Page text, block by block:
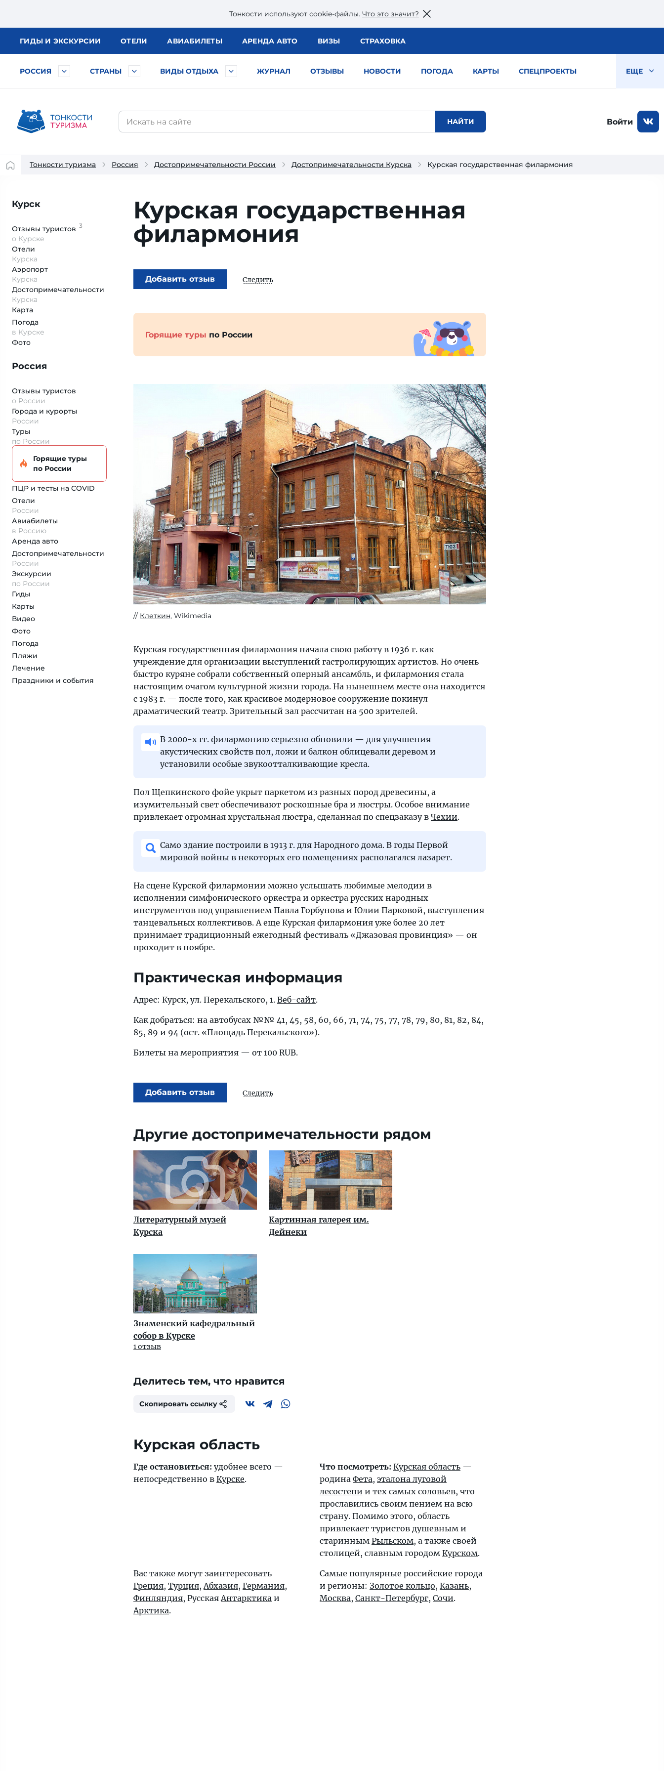
Тонкости используют сookie-файлы. Что это значит?
ГИДЫ И ЭКСКУРСИИ ОТЕЛИ АВИАБИЛЕТЫ АРЕНДА АВТО ВИЗЫ СТРАХОВКА
РОССИЯ СТРАНЫ ВИДЫ ОТДЫХА ЖУРНАЛ ОТЗЫВЫ НОВОСТИ ПОГОДА КАРТЫ СПЕЦПРОЕКТЫ ЕЩЕ
Войти
Тонкости туризма Россия Достопримечательности России Достопримечательности Курска Курская государственная филармония
Курск
Отзывы туристов 3
о Курске
Отели
Курска
Аэропорт
Курска
Достопримеча­тельности
Курска
Карта
Погода
в Курске
Фото
Россия
Отзывы туристов
о России
Города и курорты
России
Туры
по России
Горящие туры
по России
ПЦР и тесты на COVID
Отели
России
Авиабилеты
в Россию
Аренда авто
Достопримеча­тельности
России
Экскурсии
по России
Гиды
Карты
Видео
Фото
Погода
Пляжи
Лечение
Праздники и события
Курская государственная
филармония
Добавить отзыв Следить
Горящие туры по России
Клеткин, Wikimedia
Курская государственная филармония начала свою работу в 1936 г. как
учреждение для организации выступлений гастролирующих артистов. Но очень
быстро куряне собрали собственный оперный ансамбль, и филармония стала
настоящим очагом культурной жизни города. На нынешнем месте она находится
с 1983 г. — после того, как красивое модерновое сооружение покинул
драматический театр. Зрительный зал рассчитан на 500 зрителей.
В 2000-х гг. филармонию серьезно обновили — для улучшения
акустических свойств пол, ложи и балкон облицевали деревом и
установили особые звукоотталкивающие кресла.
Пол Щепкинского фойе укрыт паркетом из разных пород древесины, а
изумительный свет обеспечивают роскошные бра и люстры. Особое внимание
привлекает огромная хрустальная люстра, сделанная по спецзаказу в Чехии.
Само здание построили в 1913 г. для Народного дома. В годы Первой
мировой войны в некоторых его помещениях располагался лазарет.
На сцене Курской филармонии можно услышать любимые мелодии в
исполнении симфонического оркестра и оркестра русских народных
инструментов под управлением Павла Горбунова и Юлии Парковой, выступления
танцевальных коллективов. А еще Курская филармония уже более 20 лет
принимает традиционный ежегодный фестиваль «Джазовая провинция» — он
проходит в ноябре.
Практическая информация
Адрес: Курск, ул. Перекальского, 1. Веб-сайт.
Как добраться: на автобусах №№ 41, 45, 58, 60, 66, 71, 74, 75, 77, 78, 79, 80, 81, 82, 84,
85, 89 и 94 (ост. «Площадь Перекальского»).
Билеты на мероприятия — от 100 RUB.
Добавить отзыв Следить
Другие достопримечательности рядом
Литературный музей
Курска
Картинная галерея им.
Дейнеки
Знаменский кафедральный
собор в Курске
1 отзыв
Делитесь тем, что нравится
Скопировать ссылку
Курская область
Где остановиться: удобнее всего —
непосредственно в Курске.
Что посмотреть: Курская область —
родина Фета, эталона луговой
лесостепи и тех самых соловьев, что
прославились своим пением на всю
страну. Помимо этого, область
привлекает туристов душевным и
старинным Рыльском, а также своей
столицей, славным городом Курском.
Вас также могут заинтересовать
Греция, Турция,Абхазия, Германия,
Финляндия, РусскаяАнтарктика и
Арктика.
Самые популярные российские города
и регионы: Золотое кольцо, Казань,
Москва, Санкт-Петербург, Сочи.